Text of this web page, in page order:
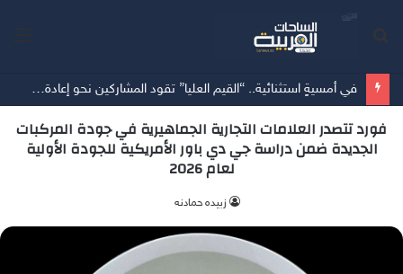
في أمسيةٍ استثنائية.. “القيم العليا” تقود المشاركين نحو إعادة تعريف معايير اختيار شريك الحياة
فورد تتصدر العلامات التجارية الجماهيرية في جودة المركبات
الجديدة ضمن دراسة جي دي باور الأمريكية للجودة الأولية
لعام 2026
زبيده حمادنه